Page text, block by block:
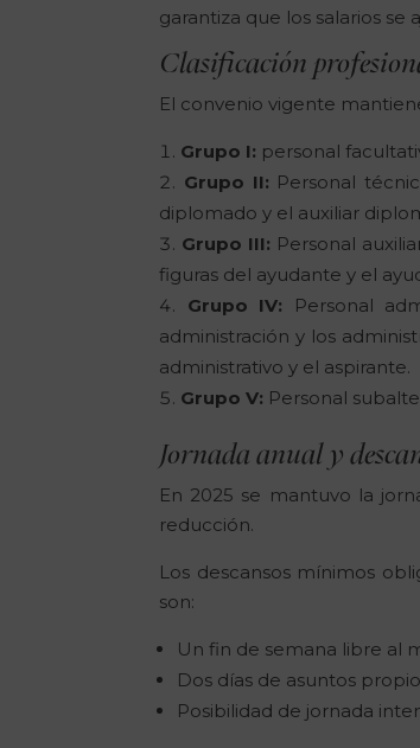
garantiza que los salarios
Clasificación
El convenio vigente
Grupo I: personal
Grupo II: Personal
diplomado y el auxiliar
Grupo III: Personal
figuras del ayudante y el
Grupo IV:
Personal
administración y los
administrativo y el aspirante.
Grupo V: Personal
Jornada anual y
En 2025 se mantuvo la
reducción.
Los descansos mínimos
son:
Un fin de semana libre al
Dos días de asuntos
Posibilidad de jornada